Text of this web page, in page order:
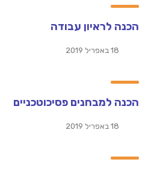
הכנה לראיון עבודה
הכנה למבחנים פסיכוטכניים